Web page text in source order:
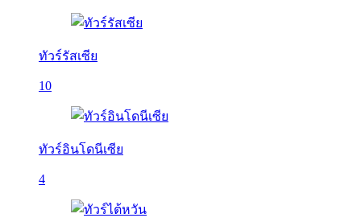
ทัวร์รัสเซีย
10
ทัวร์อินโดนีเซีย
4